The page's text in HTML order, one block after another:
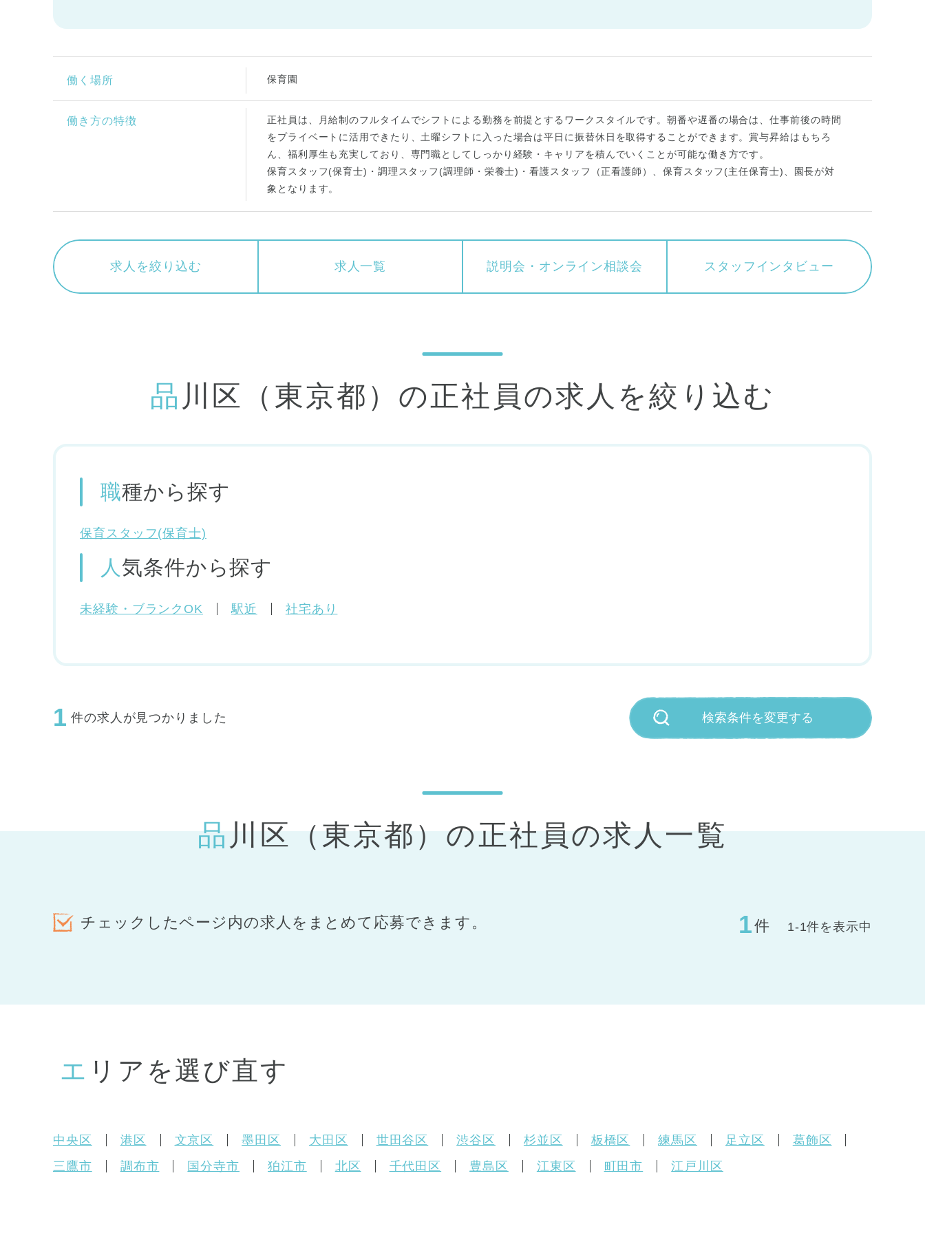
働く場所 保育園
働き方の特徴
正社員は、月給制のフルタイムでシフトによる勤務を前提とするワークスタイルです。朝番や遅番の場合は、仕事前後の時間
をプライベートに活用できたり、土曜シフトに入った場合は平日に振替休日を取得することができます。賞与昇給はもちろ
ん、福利厚生も充実しており、専門職としてしっかり経験・キャリアを積んでいくことが可能な働き方です。
保育スタッフ(保育士)・調理スタッフ(調理師・栄養士)・看護スタッフ（正看護師）、保育スタッフ(主任保育士)、園長が対
象となります。
求人を絞り込む 求人一覧 説明会・ オンライン相談会 スタッフ インタビュー
品川区（東京都）の正社員の求人を絞り込む
職種から探す
保育スタッフ(保育士)
人気条件から探す
未経験・ブランクOK 駅近 社宅あり
1 件の求人が見つかりました 検索条件を変更する
品川区（東京都）の正社員の求人一覧
チェックしたページ内の求人をまとめて応募できます。 1件 1-1件を表示中
エリアを選び直す
中央区 港区 文京区 墨田区 大田区 世田谷区 渋谷区 杉並区 板橋区 練馬区 足立区
葛飾区
三鷹市
調布市 国分寺市 狛江市 北区 千代田区 豊島区 江東区 町田市 江戸川区